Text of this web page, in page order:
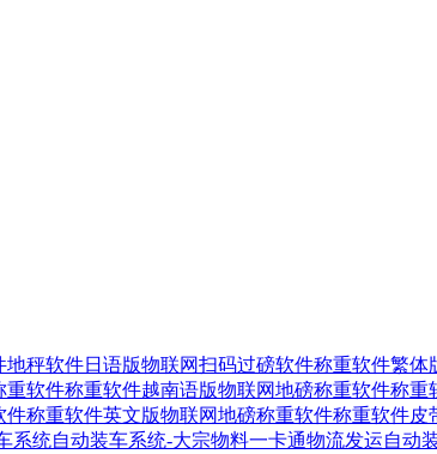
地秤软件日语版物联网扫码过磅软件称重软件繁体
重软件称重软件越南语版物联网地磅称重软件称重
件称重软件英文版物联网地磅称重软件称重软件皮
系统自动装车系统-大宗物料一卡通物流发运自动